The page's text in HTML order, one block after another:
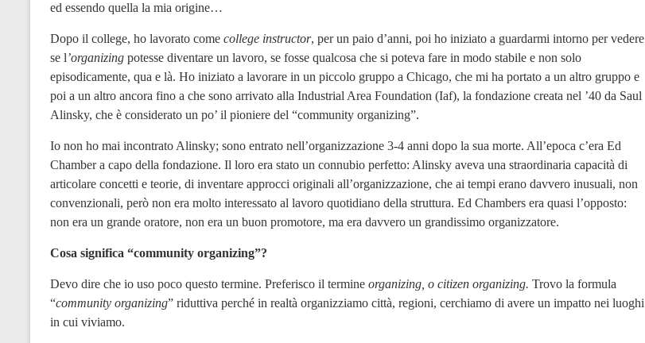
ed essendo quella la mia origine…
Dopo il college, ho lavorato come college instructor, per un paio d’anni, poi ho iniziato a guardarmi intorno per vedere
se l’organizing potesse diventare un lavoro, se fosse qualcosa che si poteva fare in modo stabile e non solo
episodicamente, qua e là. Ho iniziato a lavorare in un piccolo gruppo a Chicago, che mi ha portato a un altro gruppo e
poi a un altro ancora fino a che sono arrivato alla Industrial Area Foundation (Iaf), la fondazione creata nel ’40 da Saul
Alinsky, che è considerato un po’ il pioniere del “community organizing”.
Io non ho mai incontrato Alinsky; sono entrato nell’organizzazione 3-4 anni dopo la sua morte. All’epoca c’era Ed
Chamber a capo della fondazione. Il loro era stato un connubio perfetto: Alinsky aveva una straordinaria capacità di
articolare concetti e teorie, di inventare approcci originali all’organizzazione, che ai tempi erano davvero inusuali, non
convenzionali, però non era molto interessato al lavoro quotidiano della struttura. Ed Chambers era quasi l’opposto:
non era un grande oratore, non era un buon promotore, ma era davvero un grandissimo organizzatore.
Cosa significa “community organizing”?
Devo dire che io uso poco questo termine. Preferisco il termine organizing, o citizen organizing. Trovo la formula
“community organizing” riduttiva perché in realtà organizziamo città, regioni, cerchiamo di avere un impatto nei luoghi
in cui viviamo.